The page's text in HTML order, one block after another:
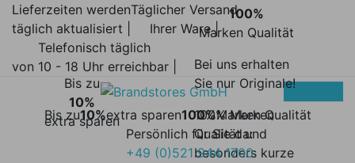
Lieferzeiten werden
täglich aktualisiert |
Täglicher Versand
Ihrer Ware |
Telefonisch täglich
von 10 - 18 Uhr erreichbar |
Bis zu10%extra sparen
Bis zu
10%
extra sparen
100%Marken Qualität
100%
Marken Qualität
Bei uns erhalten
Sie nur Originale!
100% Marken
Qualität und
besonders kurze
Persönlich für Sie da:
+49 (0)521 944 1700